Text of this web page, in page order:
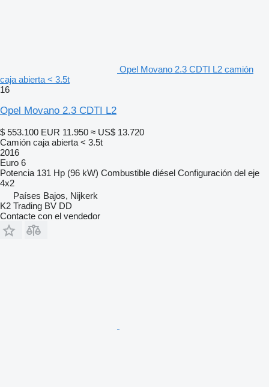
Opel Movano 2.3 CDTI L2 camión
caja abierta < 3.5t
16
Opel Movano 2.3 CDTI L2
$ 553.100 EUR 11.950 ≈ US$ 13.720
Camión caja abierta < 3.5t
2016
Euro 6
Potencia 131 Hp (96 kW) Combustible diésel Configuración del eje
4x2
Países Bajos, Nijkerk
K2 Trading BV DD
Contacte con el vendedor